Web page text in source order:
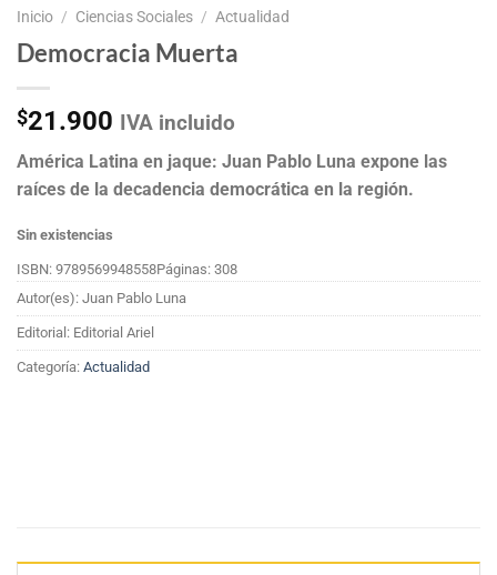
Inicio / Ciencias Sociales / Actualidad
Democracia Muerta
$21.900 IVA incluido
América Latina en jaque: Juan Pablo Luna expone las
raíces de la decadencia democrática en la región.
Sin existencias
ISBN: 9789569948558Páginas: 308
Autor(es): Juan Pablo Luna
Editorial: Editorial Ariel
Categoría: Actualidad